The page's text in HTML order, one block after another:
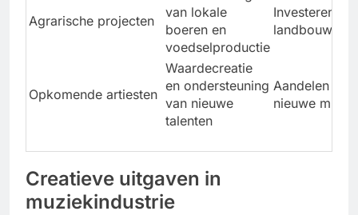
Agrarische projecten
van lokale
boeren en
voedselproductie
Investeren in
Opkomende artiesten
Waardecreatie
en ondersteuning
van nieuwe
talenten
Aandelen in
nieuwe
Creatieve uitgaven in
muziekindustrie